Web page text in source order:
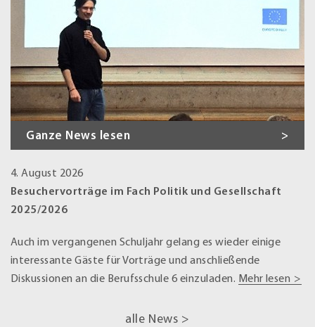
Ganze News lesen
4. August 2026
Besuchervorträge im Fach Politik und Gesellschaft
2025/2026
Auch im vergangenen Schuljahr gelang es wieder einige
interessante Gäste für Vorträge und anschließende
Diskussionen an die Berufsschule 6 einzuladen. Mehr lesen
alle News